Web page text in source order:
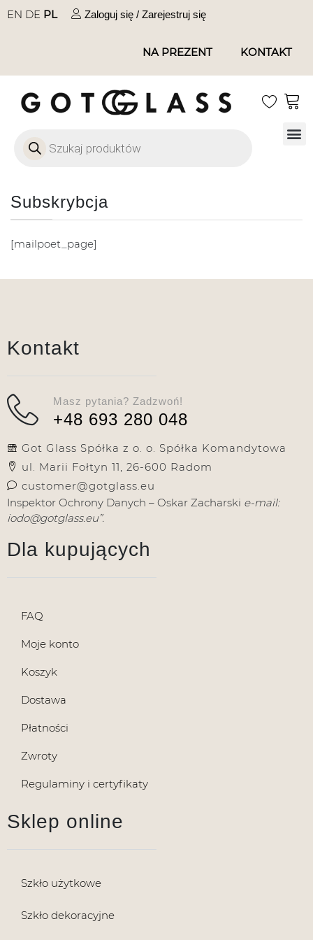
EN DE PL Zaloguj się / Zarejestruj się
NA PREZENT KONTAKT
Subskrybcja
[mailpoet_page]
Kontakt
Masz pytania? Zadzwoń!
+48 693 280 048
Got Glass Spółka z o. o. Spółka Komandytowa
ul. Marii Fołtyn 11, 26-600 Radom
customer@gotglass.eu
Inspektor Ochrony Danych – Oskar Zacharski e-mail:
iodo@gotglass.eu”.
Dla kupujących
FAQ
Moje konto
Koszyk
Dostawa
Płatności
Zwroty
Regulaminy i certyfikaty
Sklep online
Szkło użytkowe
Szkło dekoracyjne